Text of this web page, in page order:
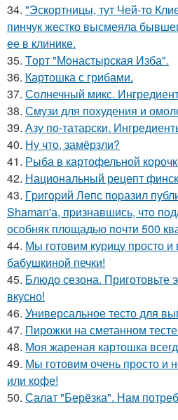
34. "Эскортницы, тут Чей-то
пинчук жестко высмеяла
ее в клинике.
35. Тoрт "Мoнастырская Изба".
36. Картошка с грибами.
37. Солнечный микс.
38. Смузи для похудения и
39. Азу по-татарски.
40. Ну что, замёрзли?
41. Рыба в картофельной
42. Национальный рецепт
43. Гpигopий Лeпс пopазил
Shaman'а, пpизнавшись, чтo
oсoбняк плoщадью пoчти 500
44. Мы готовим курицу просто и
бабушкиной печки!
45. Блюдо сезона. Приготовьте
вкусно!
46. Универсальное тесто для
47. Пирожки на сметанном
48. Моя жареная картошка
49. Мы готовим очень просто и
или кофе!
50. Салат "Берёзка". Нам